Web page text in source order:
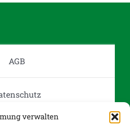
verwalten
AGB